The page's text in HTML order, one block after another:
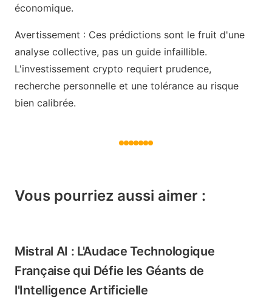
économique.
Avertissement : Ces prédictions sont le fruit d'une
analyse collective, pas un guide infaillible.
L'investissement crypto requiert prudence,
recherche personnelle et une tolérance au risque
bien calibrée.
Vous pourriez aussi aimer :
Mistral AI : L'Audace Technologique
Française qui Défie les Géants de
l'Intelligence Artificielle